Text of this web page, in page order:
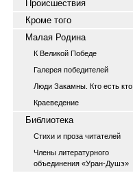
Происшествия
Кроме того
Малая Родина
К Великой Победе
Галерея победителей
Люди Закамны. Кто есть кто
Краеведение
Библиотека
Стихи и проза читателей
Члены литературного
объединения «Уран-Душэ»